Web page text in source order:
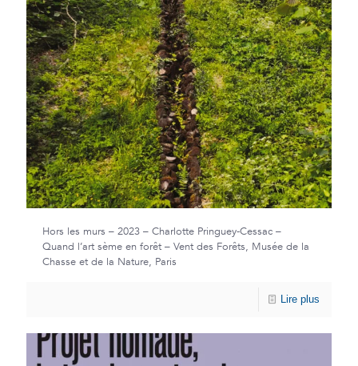
Hors les murs – 2023 – Charlotte Pringuey-Cessac –
Quand l’art sème en forêt – Vent des Forêts, Musée de la
Chasse et de la Nature, Paris
Lire plus